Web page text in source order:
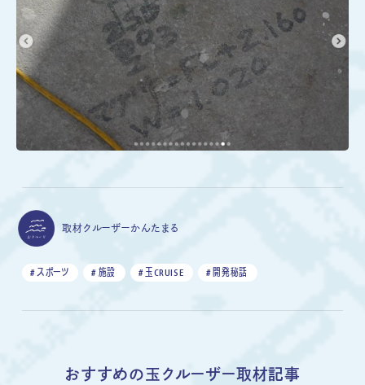
取材クルーザーかんたまる
# スポーツ # 施設 # 玉CRUISE # 開発秘話
おすすめの玉クルーザー取材記事